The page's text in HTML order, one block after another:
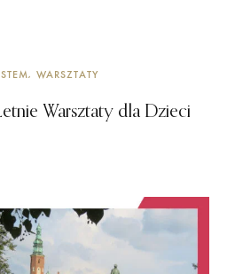
WARSZTATY
Warsztaty dla Dzieci